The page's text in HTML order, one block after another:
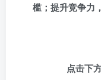
槛；提升竞争力
点击下